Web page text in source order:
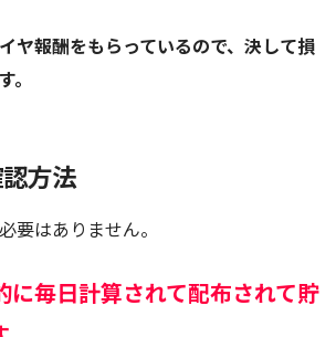
ヤ報酬をもらっているので、決して損
。
方法
要はありません。
に毎日計算されて配布されて貯